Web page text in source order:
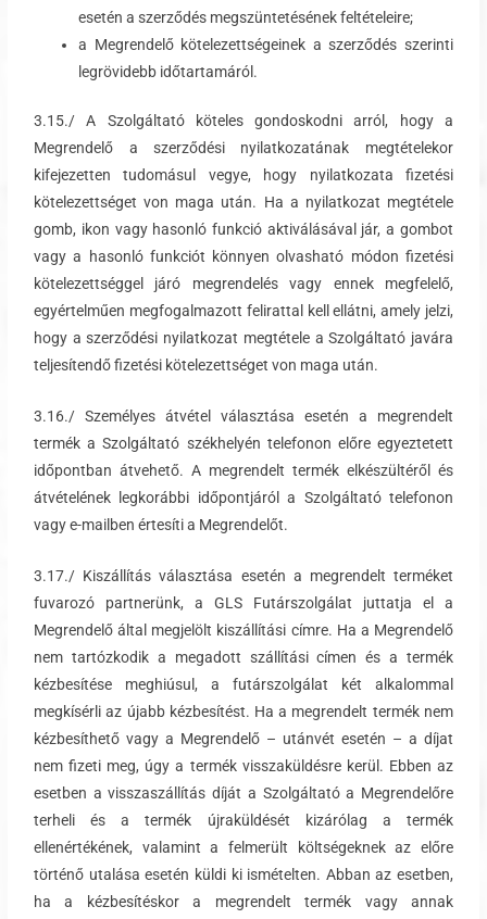
esetén a szerződés megszüntetésének feltételeire;
a Megrendelő kötelezettségeinek a szerződés szerinti
legrövidebb időtartamáról.
3.15./ A Szolgáltató köteles gondoskodni arról, hogy a
Megrendelő a szerződési nyilatkozatának megtételekor
kifejezetten tudomásul vegye, hogy nyilatkozata fizetési
kötelezettséget von maga után. Ha a nyilatkozat megtétele
gomb, ikon vagy hasonló funkció aktiválásával jár, a gombot
vagy a hasonló funkciót könnyen olvasható módon fizetési
kötelezettséggel járó megrendelés vagy ennek megfelelő,
egyértelműen megfogalmazott felirattal kell ellátni, amely jelzi,
hogy a szerződési nyilatkozat megtétele a Szolgáltató javára
teljesítendő fizetési kötelezettséget von maga után.
3.16./ Személyes átvétel választása esetén a megrendelt
termék a Szolgáltató székhelyén telefonon előre egyeztetett
időpontban átvehető. A megrendelt termék elkészültéről és
átvételének legkorábbi időpontjáról a Szolgáltató telefonon
vagy e-mailben értesíti a Megrendelőt.
3.17./ Kiszállítás választása esetén a megrendelt terméket
fuvarozó partnerünk, a GLS Futárszolgálat juttatja el a
Megrendelő által megjelölt kiszállítási címre. Ha a Megrendelő
nem tartózkodik a megadott szállítási címen és a termék
kézbesítése meghiúsul, a futárszolgálat két alkalommal
megkísérli az újabb kézbesítést. Ha a megrendelt termék nem
kézbesíthető vagy a Megrendelő – utánvét esetén – a díjat
nem fizeti meg, úgy a termék visszaküldésre kerül. Ebben az
esetben a visszaszállítás díját a Szolgáltató a Megrendelőre
terheli és a termék újraküldését kizárólag a termék
ellenértékének, valamint a felmerült költségeknek az előre
történő utalása esetén küldi ki ismételten. Abban az esetben,
ha a kézbesítéskor a megrendelt termék vagy annak